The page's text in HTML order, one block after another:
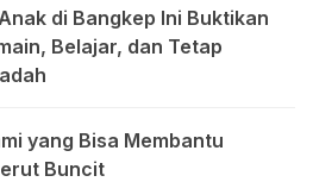
di Bangkep Ini Buktikan
Belajar, dan Tetap
yang Bisa Membantu
Buncit